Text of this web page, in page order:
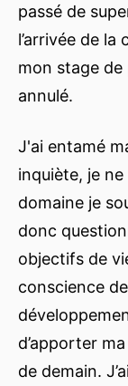
passé de
l’arrivée de la
mon stage de
annulé.
J'ai entamé
inquiète, je
domaine je
donc
objectifs de
conscience
d’apporter
de demain.